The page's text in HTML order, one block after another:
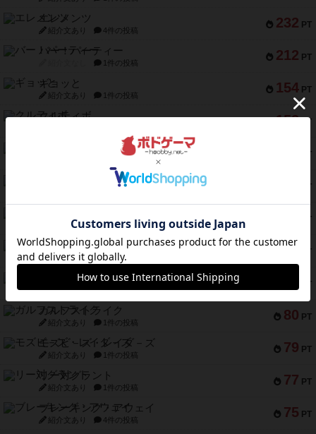
232 PT
エレメンツ
紹介文あり 4件の投稿
212 PT
バー！パーティー
1件の投稿
154 PT
ギョッと
紹介文あり 1件の投稿
152 PT
クルティボ
PT
PT
ドブル：ポケットモンスター
PT
紹介文なし 5件の投稿
94 PT
ファースト・イン・フライト
紹介文あり 3件の投稿
PT
ダイススローン
紹介文なし 1件の投稿
80 PT
ガルフストライク
紹介文あり 1件の投稿
79 PT
モズビ－ズ・レイダ－ズ
紹介文あり 1件の投稿
77 PT
リー対グラント
紹介文あり 1件の投稿
75 PT
ブレーキング・アウェイ
紹介文あり 4件の投稿